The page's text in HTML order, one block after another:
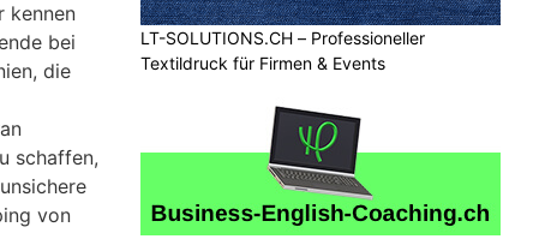
kennen
bei
die
schaffen,
von
LT-SOLUTIONS.CH – Professioneller
Textildruck für Firmen & Events